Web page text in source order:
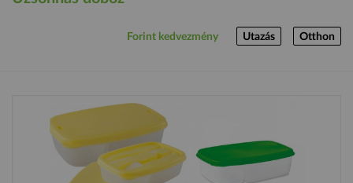
Otthon
Utazás
Forint kedvezmény